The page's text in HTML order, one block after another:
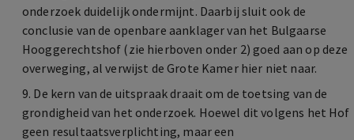
onderzoek duidelijk ondermijnt. Daarbij sluit ook de
conclusie van de openbare aanklager van het Bulgaarse
Hooggerechtshof (zie hierboven onder 2) goed aan op deze
overweging, al verwijst de Grote Kamer hier niet naar.
9. De kern van de uitspraak draait om de toetsing van de
grondigheid van het onderzoek. Hoewel dit volgens het Hof
geen resultaatsverplichting, maar een